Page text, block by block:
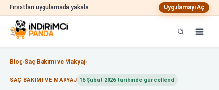
Fırsatları uygulamada yakala Uygulamayı Aç
Blog›Saç Bakımı ve Makyaj›
SAÇ BAKIMI VE MAKYAJ 16 Şubat 2026tarihinde güncellendi